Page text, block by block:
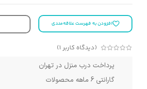
افزودن به فهرست علاقه‌مندی
(دیدگاه کاربر 1
)
پرداخت درب منزل در تهران
گارانتی 6 ماهه محصولات